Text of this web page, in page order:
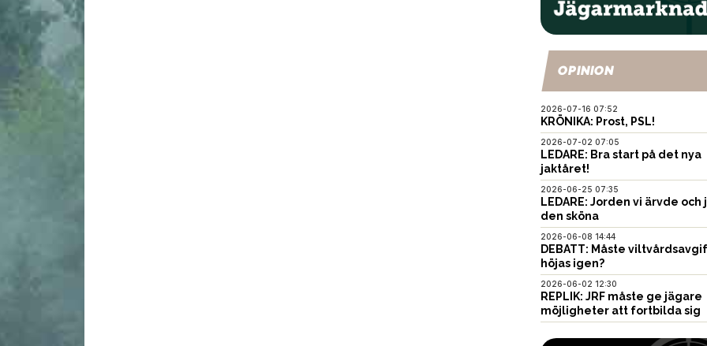
OPINION
2026-07-16 07:52
KRÖNIKA: Prost, PSL!
2026-07-02 07:05
LEDARE: Bra start på det nya
jaktåret!
2026-06-25 07:35
LEDARE: Jorden vi ärvde och
den sköna
2026-06-08 14:44
DEBATT: Måste
höjas igen?
2026-06-02 12:30
REPLIK: JRF måste ge jägare
möjligheter att fortbilda sig